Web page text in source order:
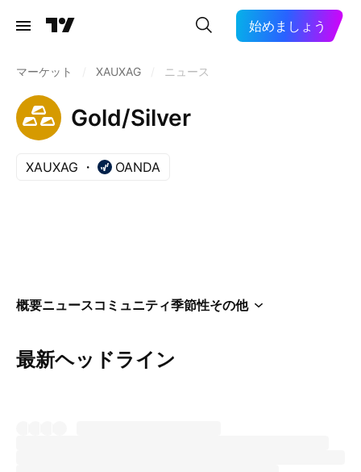
始めましょう
マーケット XAUXAG ニュース
Gold/Silver
XAUXAG OANDA
概要ニュースコミュニティ季節性その他
最新ヘッドライン